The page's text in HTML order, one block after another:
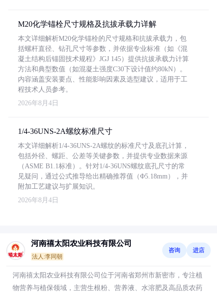
M20化学锚栓尺寸规格及抗拔承载力详解
本文详细解析M20化学锚栓的尺寸规格和抗拔承载力，包
括螺杆直径、钻孔尺寸等参数，并依据专业标准（如《混
凝土结构后锚固技术规程》JGJ 145）提供抗拔承载力计算
方法和典型数值（如混凝土强度C30下设计值约80kN）。
内容涵盖安装要点、性能影响因素及选型建议，适用于工
程技术人员参考。
2026年8月4日
1/4-36UNS-2A螺纹标准尺寸
本文详细解析1/4-36UNS-2A螺纹的标准尺寸及底孔计算，
包括外径、螺距、公差等关键参数，并提供专业数据来源
（ASME B1.1标准）。针对1/4-36UNS螺纹底孔尺寸的常
见疑问，通过公式推导给出精确推荐值（Φ5.18mm），并
附加工艺建议与扩展知识。
2026年8月4日
河南禧太阳农业科技有限公司
法人:李同朝
咨询 进店
河南禧太阳农业科技有限公司位于河南省郑州市新密市，专注植
物营养与植保领域，主营生根粉、营养液、水溶肥及高品质农药